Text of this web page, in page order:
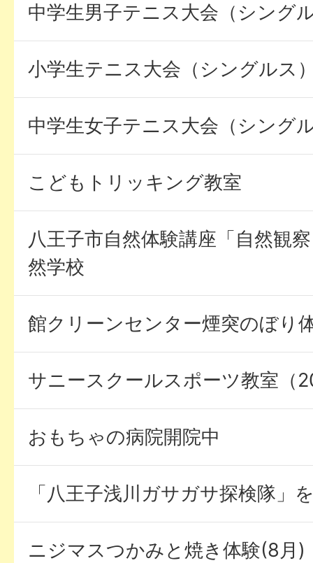
中学生男子テニス大会（シング
小学生テニス大会（シングルス
中学生女子テニス大会（シング
こどもトリッキング教室
八王子市自然体験講座「自然観
然学校
館クリーンセンター煙突のぼり
サニースクールスポーツ教室（
おもちゃの病院開院中
「八王子浅川ガサガサ探検隊」
ニジマスつかみと焼き体験(8月)